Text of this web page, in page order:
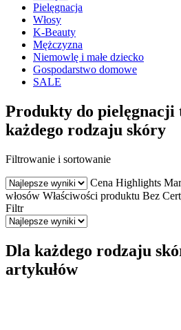
Pielęgnacja
Włosy
K-Beauty
Mężczyzna
Niemowlę i małe dziecko
Gospodarstwo domowe
SALE
Produkty do pielęgnacji
każdego rodzaju skóry
Filtrowanie i sortowanie
Cena Highlights
włosów Właściwości produktu Bez
Filtr
Dla każdego rodzaju
artykułów